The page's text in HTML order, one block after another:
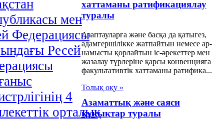
мен
Федерациясы
Ресей
4
орталық
хаттаманы ратификациялау
туралы
Азаптауларға және басқа да қатыгез,
адамгершілікке жатпайтын немесе ар-
намысты қорлайтын іс-әрекеттер мен
жазалау түрлеріне қарсы конвенцияға
факультативтік хаттаманы ратифика...
Толық оқу »
Азаматтық және саяси
құқықтар туралы